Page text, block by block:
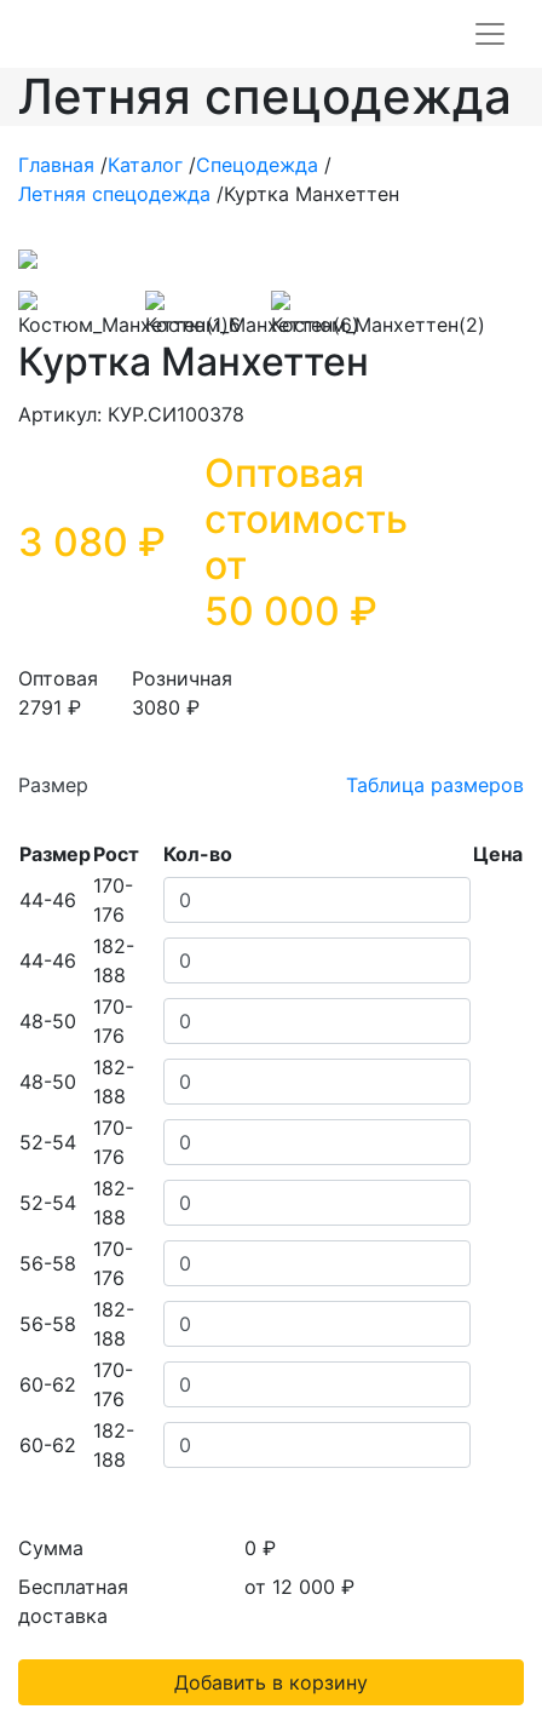
Летняя спецодежда
Главная /Каталог /Спецодежда /
Летняя спецодежда /Куртка Манхеттен
Куртка Манхеттен
Артикул: КУР.СИ100378
3 080 ₽
Оптовая
стоимость
от
50 000 ₽
Оптовая
2791 ₽
Розничная
3080 ₽
Размер Таблица размеров
РазмерРост Кол-во
Цена
44-46
170-
176
44-46
182-
188
48-50
170-
176
48-50
182-
188
52-54
170-
176
52-54
182-
188
56-58
170-
176
56-58
182-
188
60-62
170-
176
60-62
182-
188
Сумма
Бесплатная
доставка
0 ₽
от 12 000 ₽
Добавить в корзину